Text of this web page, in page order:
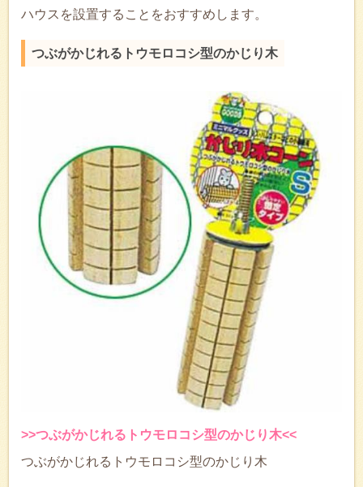
ハウスを設置することをおすすめします。
つぶがかじれるトウモロコシ型のかじり木
>>つぶがかじれるトウモロコシ型のかじり木<<
つぶがかじれるトウモロコシ型のかじり木